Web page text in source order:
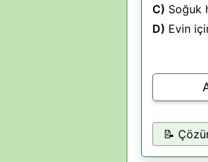
C) Soğuk
D) Evin
📝